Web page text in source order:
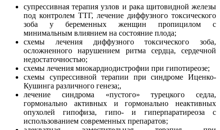
супрессивная терапия узлов и рака щитовидной железы
под контролем ТТГ, лечение диффузного токсического
зоба у беременных женщин пропицилом с
минимальным влиянием на состояние плода;
схемы лечения диффузного токсического зоба,
осложненного нарушением ритма сердца, сердечной
недостаточностью;
схемы лечения миокардиодистрофии при гипотиреозе;
схемы супрессивной терапии при синдроме Иценко-
Кушинга различного генеза;,
лечение синдрома «пустого» турецкого седла,
гормонально активных и гормонально неактивных
опухолей гипофиза, гипо- и гиперпаратиреоза с
использованием современных препаратов;